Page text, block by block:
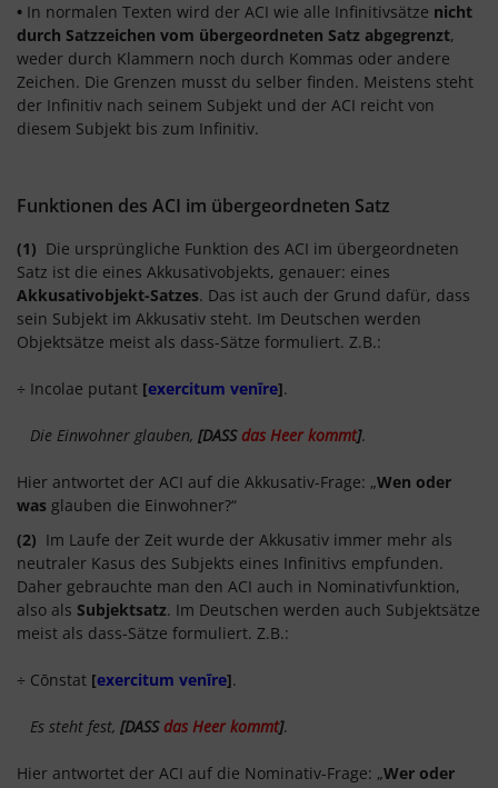
• In normalen Texten wird der ACI wie alle Infinitivsätze nicht
durch Satzzeichen vom übergeordneten Satz abgegrenzt,
weder durch Klammern noch durch Kommas oder andere
Zeichen. Die Grenzen musst du selber finden. Meistens steht
der Infinitiv nach seinem Subjekt und der ACI reicht von
diesem Subjekt bis zum Infinitiv.
Funktionen des ACI im übergeordneten Satz
(1) Die ursprüngliche Funktion des ACI im übergeordneten
Satz ist die eines Akkusativobjekts, genauer: eines
Akkusativobjekt-Satzes. Das ist auch der Grund dafür, dass
sein Subjekt im Akkusativ steht. Im Deutschen werden
Objektsätze meist als dass-Sätze formuliert. Z.B.:
÷ Incolae putant [exercitum venīre].
Die Einwohner glauben, [DASS das Heer kommt].
Hier antwortet der ACI auf die Akkusativ-Frage: „Wen oder
was glauben die Einwohner?“
(2) Im Laufe der Zeit wurde der Akkusativ immer mehr als
neutraler Kasus des Subjekts eines Infinitivs empfunden.
Daher gebrauchte man den ACI auch in Nominativfunktion,
also als Subjektsatz. Im Deutschen werden auch Subjektsätze
meist als dass-Sätze formuliert. Z.B.:
÷ Cōnstat [exercitum venīre].
Es steht fest, [DASS das Heer kommt].
Hier antwortet der ACI auf die Nominativ-Frage: „Wer oder